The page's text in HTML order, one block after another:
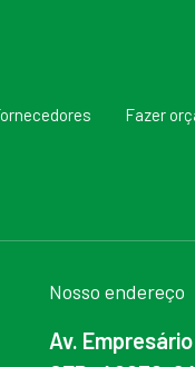
Fazer
Nosso endereço
Av.